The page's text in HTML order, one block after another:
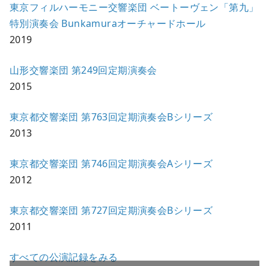
東京フィルハーモニー交響楽団 ベートーヴェン「第九」
特別演奏会 Bunkamuraオーチャードホール
2019
山形交響楽団 第249回定期演奏会
2015
東京都交響楽団 第763回定期演奏会Bシリーズ
2013
東京都交響楽団 第746回定期演奏会Aシリーズ
2012
東京都交響楽団 第727回定期演奏会Bシリーズ
2011
すべての公演記録をみる